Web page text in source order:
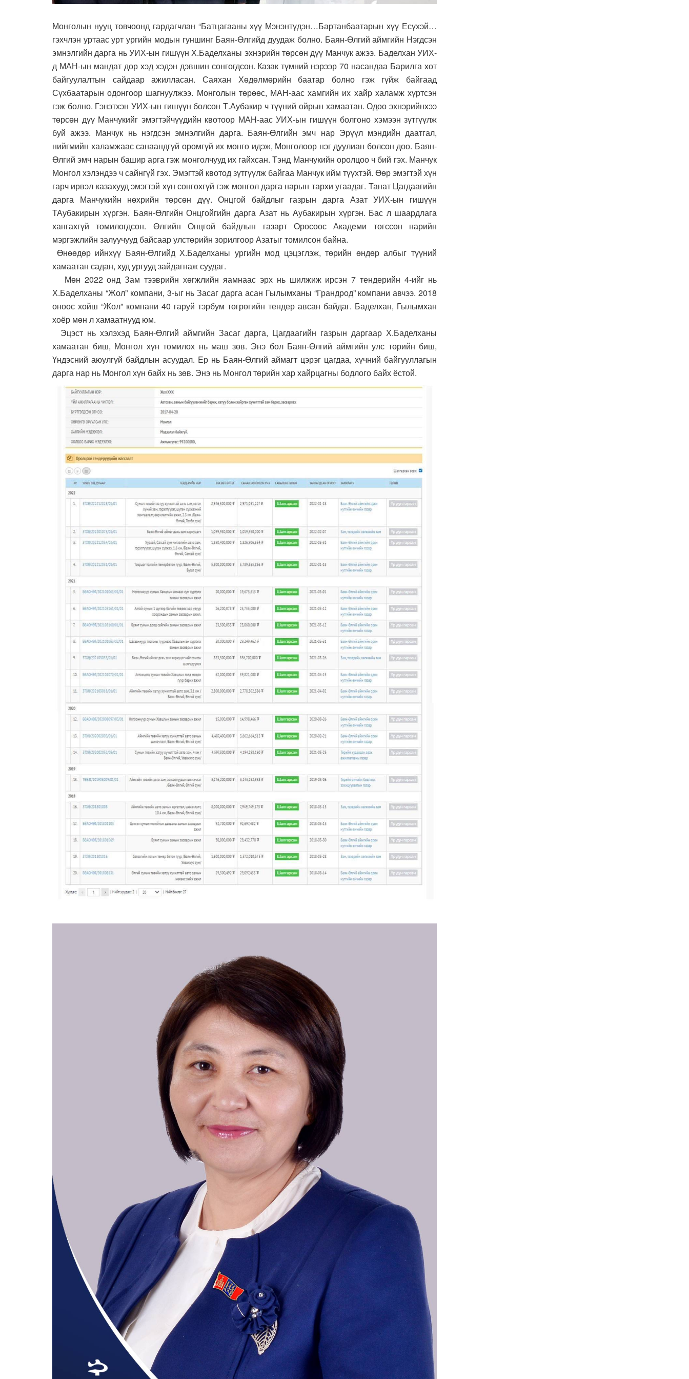
Монголын нууц товчоонд гардагчлан “Батцагааны хүү Мэнэнтүдэн…Бартанбаатарын хүү Есүхэй…
гэхчлэн уртаас урт ургийн модын гуншинг Баян-Өлгийд дуудаж болно. Баян-Өлгий аймгийн Нэгдсэн
эмнэлгийн дарга нь УИХ-ын гишүүн Х.Баделханы эхнэрийн төрсөн дүү Манчук ажээ. Баделхан УИХ-
д МАН-ын мандат дор хэд хэдэн дэвшин сонгогдсон. Казак түмний нэрээр 70 насандаа Барилга хот
байгуулалтын сайдаар ажилласан. Саяхан Хөдөлмөрийн баатар болно гэж гүйж байгаад
Сүхбаатарын одонгоор шагнуулжээ. Монголын төрөөс, МАН-аас хамгийн их хайр халамж хүртсэн
гэж болно. Гэнэтхэн УИХ-ын гишүүн болсон Т.Аубакир ч түүний ойрын хамаатан. Одоо эхнэрийнхээ
төрсөн дүү Манчукийг эмэгтэйчүүдийн квотоор МАН-аас УИХ-ын гишүүн болгоно хэмээн зүтгүүлж
буй ажээ. Манчук нь нэгдсэн эмнэлгийн дарга. Баян-Өлгийн эмч нар Эрүүл мэндийн даатгал,
нийгмийн халамжаас санаандгүй оромгүй их мөнгө идэж, Монголоор нэг дуулиан болсон доо. Баян-
Өлгий эмч нарын башир арга гэж монголчууд их гайхсан. Тэнд Манчукийн оролцоо ч бий гэх. Манчук
Монгол хэлэндээ ч сайнгүй гэх. Эмэгтэй квотод зүтгүүлж байгаа Манчук ийм түүхтэй. Өөр эмэгтэй хүн
гарч ирвэл казахууд эмэгтэй хүн сонгохгүй гэж монгол дарга нарын тархи угаадаг. Танат Цагдаагийн
дарга Манчукийн нөхрийн төрсөн дүү. Онцгой байдлыг газрын дарга Азат УИХ-ын гишүүн
ТАубакирын хүргэн. Баян-Өлгийн Онцгойгийн дарга Азат нь Аубакирын хүргэн. Бас л шаардлага
хангахгүй томилогдсон. Өлгийн Онцгой байдлын газарт Оросоос Акадeми төгссөн нарийн
мэргэжлийн залуучууд байсаар улстөрийн зорилгоор Азатыг томилсон байна.
Өнөөдөр ийнхүү Баян-Өлгийд Х.Баделханы ургийн мод цэцэглэж, төрийн өндөр албыг түүний
хамаатан садан, худ ургууд зайдагнаж суудаг.
Мөн 2022 онд Зам тээврийн хөгжлийн яамнаас эрх нь шилжиж ирсэн 7 тендерийн 4-ийг нь
Х.Баделханы “Жол” компани, 3-ыг нь Засаг дарга асан Гылымханы “Грандрод” компани авчээ. 2018
оноос хойш “Жол” компани 40 гаруй тэрбум төгрөгийн тендер авсан байдаг. Баделхан, Гылымхан
хоёр мөн л хамаатнууд юм.
Эцэст нь хэлэхэд Баян-Өлгий аймгийн Засаг дарга, Цагдаагийн газрын даргаар Х.Баделханы
хамаатан биш, Монгол хүн томилох нь маш зөв. Энэ бол Баян-Өлгий аймгийн улс төрийн биш,
Үндэсний аюулгүй байдлын асуудал. Eр нь Баян-Өлгий аймагт цэрэг цагдаа, хүчний байгууллагын
дарга нар нь Монгол хүн байх нь зөв. Энэ нь Монгол төрийн хар хайрцагны бодлого байх ёстой.